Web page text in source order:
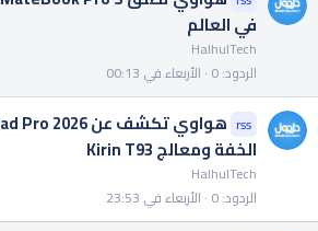
في العالم
HalhulTech
الردود 0 الأربعاء في 00:13
rss
الخفة ومعالج Kirin T93
HalhulTech
الردود 0 الأربعاء في 23:53